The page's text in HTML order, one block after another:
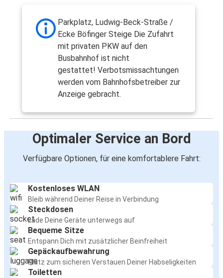
Parkplatz, Ludwig-Beck-Straße /
Ecke Böfinger Steige Die Zufahrt
mit privaten PKW auf den
Busbahnhof ist nicht
gestattet! Verbotsmissachtungen
werden vom Bahnhofsbetreiber zur
Anzeige gebracht.
Optimaler Service an Bord
Verfügbare Optionen, für eine komfortablere Fahrt:
Kostenloses WLAN
Bleib während Deiner Reise in Verbindung
Steckdosen
Lade Deine Geräte unterwegs auf
Bequeme Sitze
Entspann Dich mit zusätzlicher Beinfreiheit
Gepäckaufbewahrung
Platz zum sicheren Verstauen Deiner Habseligkeiten
Toiletten